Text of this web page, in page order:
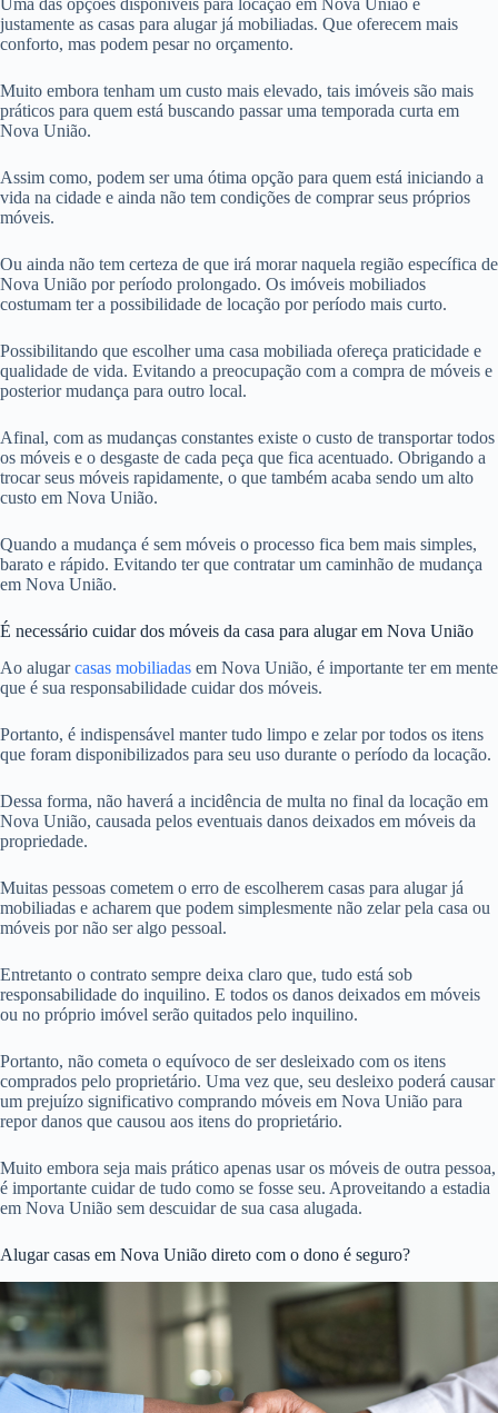
Uma das opções disponíveis para locação em Nova União é
justamente as casas para alugar já mobiliadas. Que oferecem mais
conforto, mas podem pesar no orçamento.
Muito embora tenham um custo mais elevado, tais imóveis são mais
práticos para quem está buscando passar uma temporada curta em
Nova União.
Assim como, podem ser uma ótima opção para quem está iniciando a
vida na cidade e ainda não tem condições de comprar seus próprios
móveis.
Ou ainda não tem certeza de que irá morar naquela região específica de
Nova União por período prolongado. Os imóveis mobiliados
costumam ter a possibilidade de locação por período mais curto.
Possibilitando que escolher uma casa mobiliada ofereça praticidade e
qualidade de vida. Evitando a preocupação com a compra de móveis e
posterior mudança para outro local.
Afinal, com as mudanças constantes existe o custo de transportar todos
os móveis e o desgaste de cada peça que fica acentuado. Obrigando a
trocar seus móveis rapidamente, o que também acaba sendo um alto
custo em Nova União.
Quando a mudança é sem móveis o processo fica bem mais simples,
barato e rápido. Evitando ter que contratar um caminhão de mudança
em Nova União.
É necessário cuidar dos móveis da casa para alugar em Nova União
Ao alugarcasas mobiliadas em Nova União, é importante ter em mente
que é sua responsabilidade cuidar dos móveis.
Portanto, é indispensável manter tudo limpo e zelar por todos os itens
que foram disponibilizados para seu uso durante o período da locação.
Dessa forma, não haverá a incidência de multa no final da locação em
Nova União, causada pelos eventuais danos deixados em móveis da
propriedade.
Muitas pessoas cometem o erro de escolherem casas para alugar já
mobiliadas e acharem que podem simplesmente não zelar pela casa ou
móveis por não ser algo pessoal.
Entretanto o contrato sempre deixa claro que, tudo está sob
responsabilidade do inquilino. E todos os danos deixados em móveis
ou no próprio imóvel serão quitados pelo inquilino.
Portanto, não cometa o equívoco de ser desleixado com os itens
comprados pelo proprietário. Uma vez que, seu desleixo poderá causar
um prejuízo significativo comprando móveis em Nova União para
repor danos que causou aos itens do proprietário.
Muito embora seja mais prático apenas usar os móveis de outra pessoa,
é importante cuidar de tudo como se fosse seu. Aproveitando a estadia
em Nova União sem descuidar de sua casa alugada.
Alugar casas em Nova União direto com o dono é seguro?